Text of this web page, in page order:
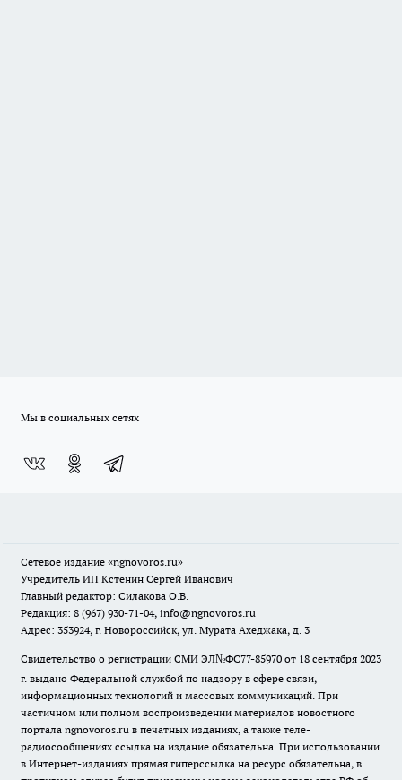
Мы в социальных сетях
Сетевое издание «ngnovoros.ru»
Учредитель ИП Кстенин Сергей Иванович
Главный редактор: Силакова О.В.
Редакция: 8 (967) 930-71-04, info@ngnovoros.ru
Адрес: 353924, г. Новороссийск, ул. Мурата Ахеджака, д. 3
Свидетельство о регистрации СМИ ЭЛ№ФС77-85970 от 18 сентября 2023
г. выдано Федеральной службой по надзору в сфере связи,
информационных технологий и массовых коммуникаций. При
частичном или полном воспроизведении материалов новостного
портала ngnovoros.ru в печатных изданиях, а также теле-
радиосообщениях ссылка на издание обязательна. При использовании
в Интернет-изданиях прямая гиперссылка на ресурс обязательна, в